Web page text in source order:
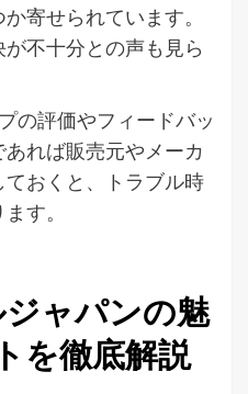
寄せられています。
不十分との声も見ら
の評価やフィードバッ
れば販売元やメーカ
おくと、トラブル時
す。
ャパンの魅
を徹底解説